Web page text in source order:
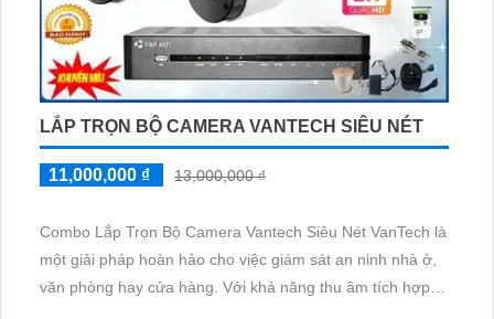
LẮP TRỌN BỘ CAMERA VANTECH SIÊU NÉT
11,000,000 ₫ 13,000,000 ₫
Combo Lắp Trọn Bộ Camera Vantech Siêu Nét VanTech là
một giải pháp hoàn hảo cho việc giám sát an ninh nhà ở,
văn phòng hay cửa hàng. Với khả năng thu âm tích hợp,